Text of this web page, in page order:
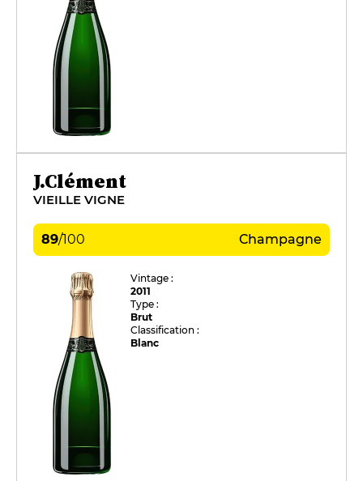
J.Clément
VIEILLE VIGNE
89/100 Champagne
Vintage :
2011
Type :
Brut
Classification :
Blanc